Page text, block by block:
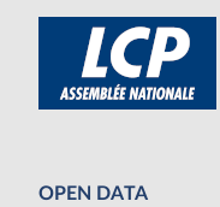
OPEN DATA